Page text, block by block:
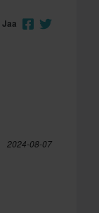
Jaa
2024-08-07